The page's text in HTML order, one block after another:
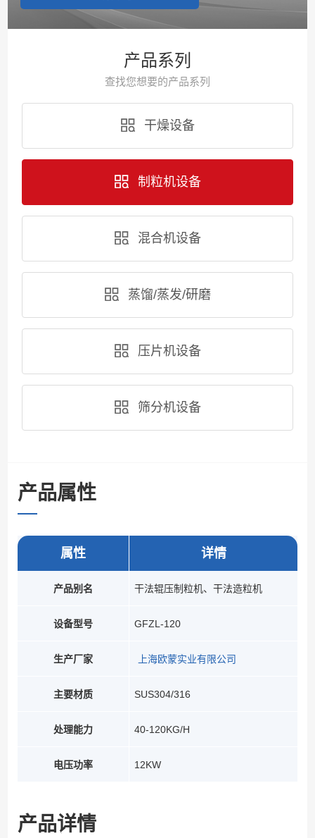
产品系列
查找您想要的产品系列
干燥设备
制粒机设备
混合机设备
蒸馏/蒸发/研磨
压片机设备
筛分机设备
产品属性
属性
产品别名
设备型号
生产厂家
主要材质
处理能力
电压功率
详情
干法辊压制粒机、干法造粒机
GFZL-120
上海欧蒙实业有限公司
SUS304/316
40-120KG/H
12KW
产品详情